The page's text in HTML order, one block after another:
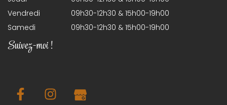
Vendredi
Samedi
09h30-12h30 & 15h00-19h00
09h30-12h30 & 15h00-19h00
Suivez-moi !